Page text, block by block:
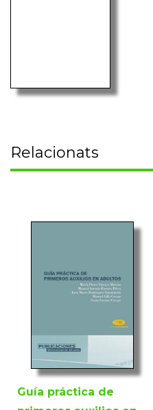
Relacionats
Guía práctica de